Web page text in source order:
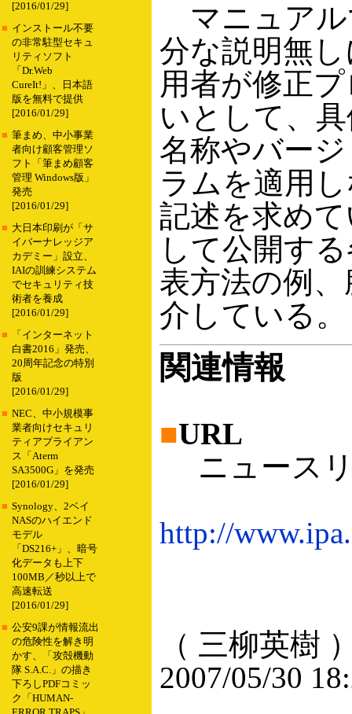
[2016/01/29]
■ インストール不要
の非常駐型セキュ
リティソフト
「Dr.Web
CureIt!」、日本語
版を無料で提供
[2016/01/29]
■ 筆まめ、中小事業
者向け顧客管理ソ
フト「筆まめ顧客
管理 Windows版」
発売
[2016/01/29]
■ 大日本印刷が「サ
イバーナレッジア
カデミー」設立、
IAIの訓練システム
でセキュリティ技
術者を養成
[2016/01/29]
■
「インターネット
白書2016」発売、
20周年記念の特別
版
[2016/01/29]
■ NEC、中小規模事
業者向けセキュリ
ティアプライアン
ス「Aterm
SA3500G」を発売
[2016/01/29]
■ Synology、2ベイ
NASのハイエンド
モデル
「DS216+」、暗号
化データも上下
100MB／秒以上で
高速転送
[2016/01/29]
■ 公安9課が情報流出
の危険性を解き明
かす、「攻殻機動
隊 S.A.C.」の描き
下ろしPDFコミッ
ク「HUMAN-
マニュアル
分な説明無
用者が修正
いとして、
名称やバー
ラムを適用
記述を求め
して公開す
表方法の例
介している。
関連情報
■URL
ニュース
http://
（ 三柳英樹
2007/05/30